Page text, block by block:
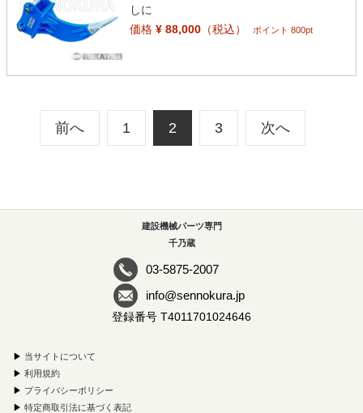
しに
価格¥ 88,000（税込） ポイント 800pt
前へ 1 2 3 次へ
建設機械パーツ専門
千乃蔵
03-5875-2007
info@sennokura.jp
登録番号 T4011701024646
▶ 当サイトについて
▶ 利用規約
▶ プライバシーポリシー
▶ 特定商取引法に基づく表記